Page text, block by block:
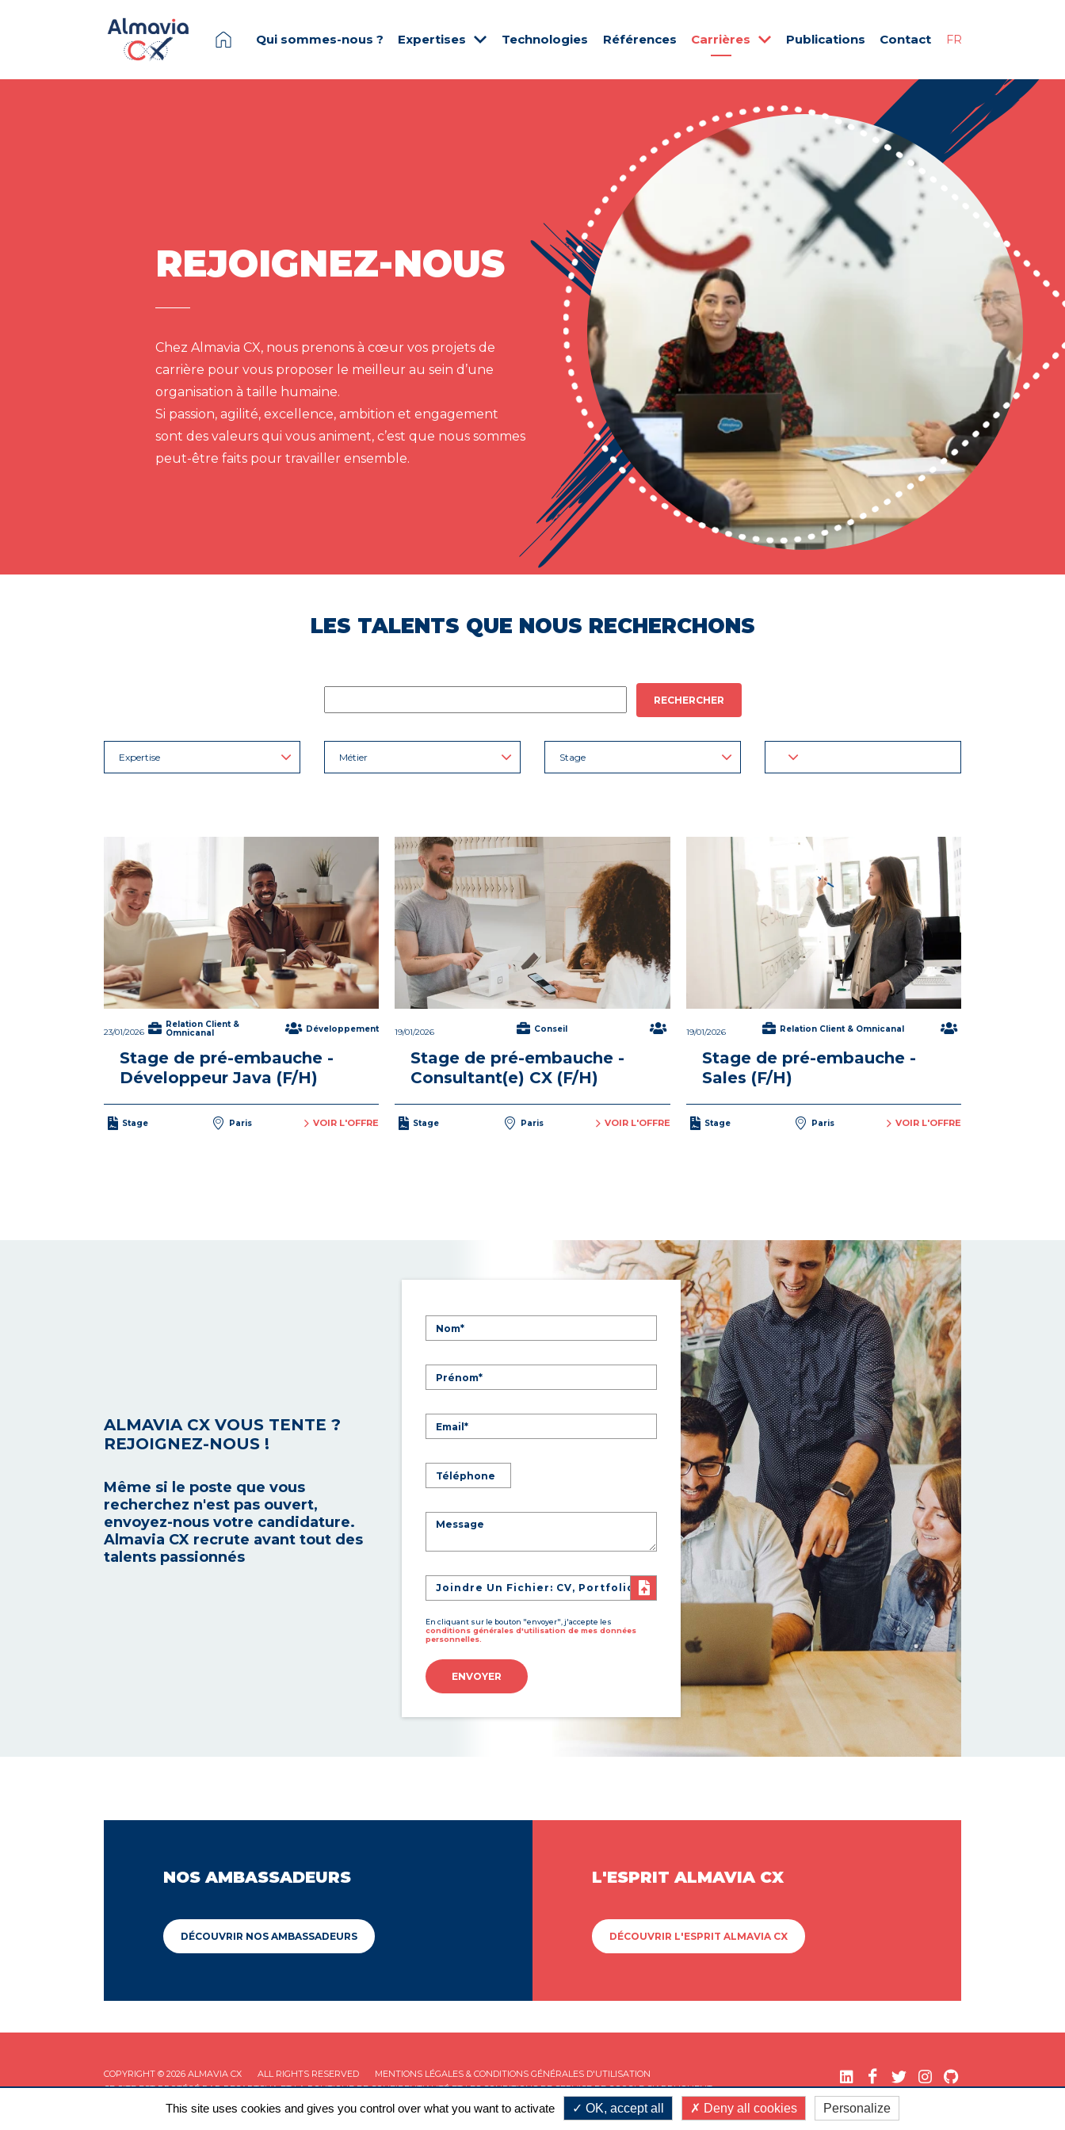
Qui sommes-nous ? Expertises Technologies Références Carrières Publications Contact FR
REJOIGNEZ-NOUS
Chez Almavia CX, nous prenons à cœur vos projets de
carrière pour vous proposer le meilleur au sein d’une
organisation à taille humaine.
Si passion, agilité, excellence, ambition et engagement
sont des valeurs qui vous animent, c’est que nous sommes
peut-être faits pour travailler ensemble.
LES TALENTS QUE NOUS RECHERCHONS
RECHERCHER
Expertise Métier Stage
23/01/2026
Relation Client &
Omnicanal
Développement
Stage de pré-embauche -
Développeur Java (F/H)
Stage Paris VOIR L'OFFRE
19/01/2026 Conseil
Stage de pré-embauche -
Consultant(e) CX (F/H)
Stage Paris VOIR L'OFFRE
19/01/2026 Relation Client & Omnicanal
Stage de pré-embauche -
Sales (F/H)
Stage Paris VOIR L'OFFRE
ALMAVIA CX VOUS TENTE ?
REJOIGNEZ-NOUS !
Même si le poste que vous
recherchez n'est pas ouvert,
envoyez-nous votre candidature.
Almavia CX recrute avant tout des
talents passionnés
Joindre Un Fichier: CV, Portfolio
En cliquant sur le bouton "envoyer", j'accepte les
conditions générales d'utilisation de mes données
personnelles.
ENVOYER
NOS AMBASSADEURS
DÉCOUVRIR NOS AMBASSADEURS
L'ESPRIT ALMAVIA CX
DÉCOUVRIR L'ESPRIT ALMAVIA CX
COPYRIGHT © 2026 ALMAVIA CX ALL RIGHTS RESERVED
MENTIONS LÉGALES & CONDITIONS GÉNÉRALES D'UTILISATION
CE SITE EST PROTÉGÉ PAR RECAPTCHA ET LAPOLITIQUE DE CONFIDENTIALITÉET LESCONDITIONS DE SERVICEDE GOOGLE S'APPLIQUENT.
This site uses cookies and gives you control over what you want to activate OK, accept all Deny all cookies Personalize